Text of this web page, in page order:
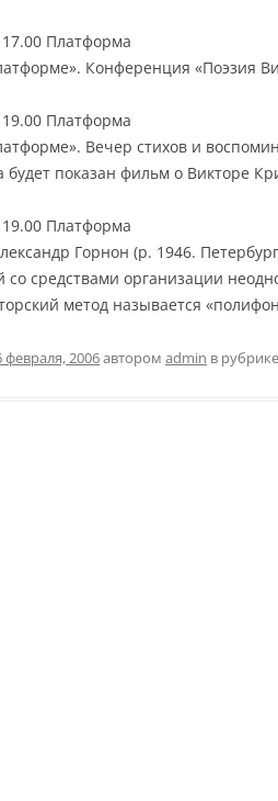
Платформа
Конференция «Поэзия
Платформа
Вечер стихов и
будет показан фильм о Викторе
Платформа
Горнон (р. 1946.
средствами организации
метод называется
февраля, 2006автором admin в рубрике